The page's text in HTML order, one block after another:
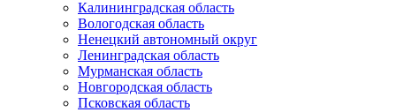
Калининградская область
Вологодская область
Ненецкий автономный округ
Ленинградская область
Мурманская область
Новгородская область
Псковская область